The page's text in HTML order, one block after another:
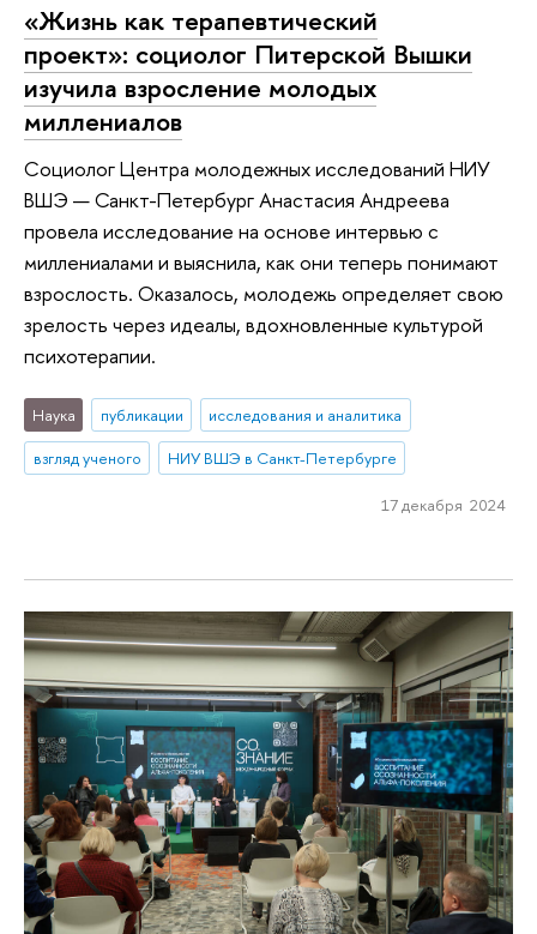
«Жизнь как терапевтический
проект»: социолог Питерской Вышки
изучила взросление молодых
миллениалов
Социолог Центра молодежных исследований НИУ
ВШЭ — Санкт-Петербург Анастасия Андреева
провела исследование на основе интервью с
миллениалами и выяснила, как они теперь понимают
взрослость. Оказалось, молодежь определяет свою
зрелость через идеалы, вдохновленные культурой
психотерапии.
Наука публикации
исследования и аналитика
взгляд ученого
НИУ ВШЭ в Санкт-Петербурге
17 декабря 2024